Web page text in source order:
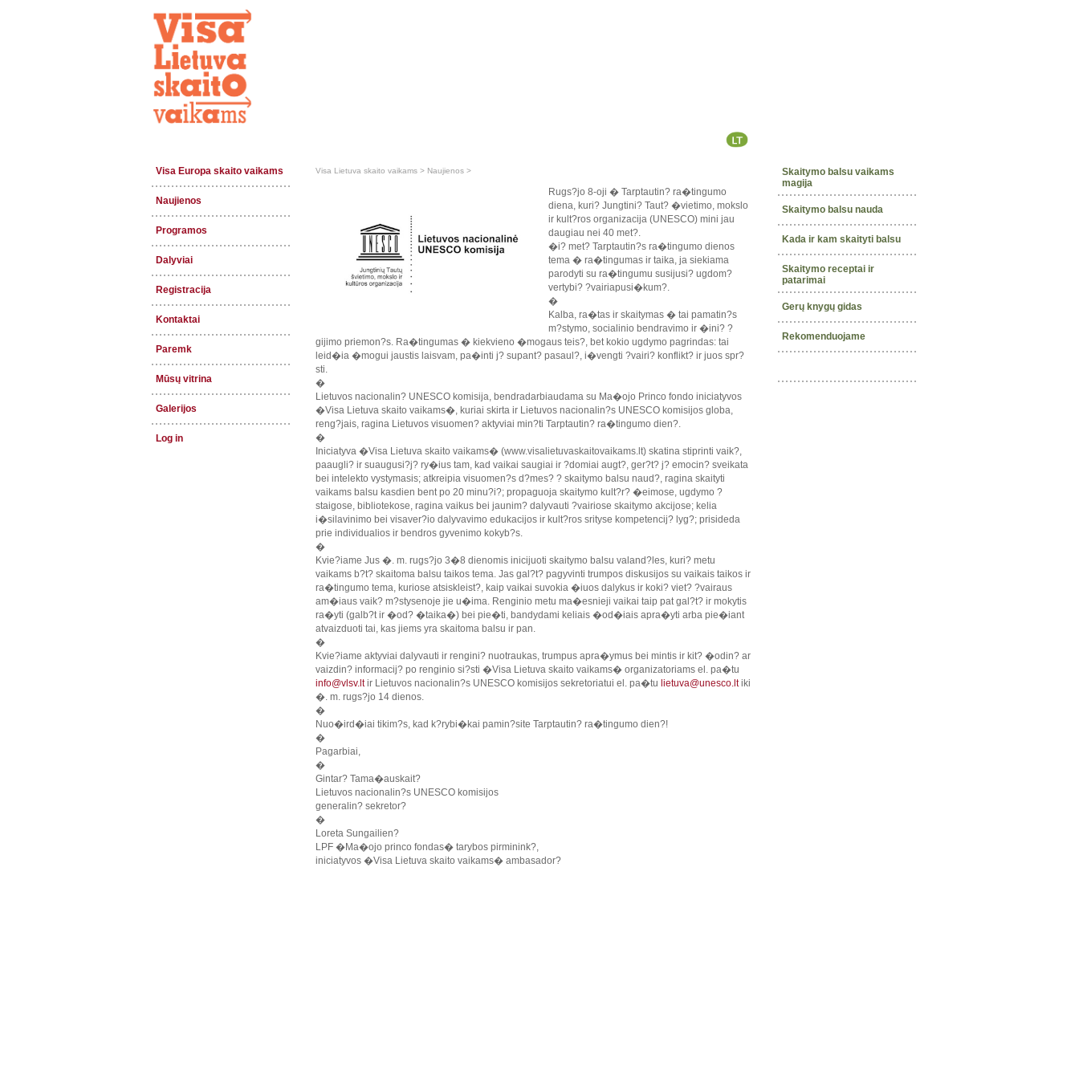
Visa Europa skaito vaikams
Naujienos
Programos
Dalyviai
Registracija
Kontaktai
Paremk
Mūsų vitrina
Galerijos
Log in
Visa Lietuva skaito vaikams > Naujienos >
Rugs?jo 8-oji � Tarptautin? ra�tingumo
diena, kuri? Jungtini? Taut? �vietimo, mokslo
ir kult?ros organizacija (UNESCO) mini jau
daugiau nei 40 met?.
�i? met? Tarptautin?s ra�tingumo dienos
tema � ra�tingumas ir taika, ja siekiama
parodyti su ra�tingumu susijusi? ugdom?
vertybi? ?vairiapusi�kum?.
�
Kalba, ra�tas ir skaitymas � tai pamatin?s
m?stymo, socialinio bendravimo ir �ini? ?
gijimo priemon?s. Ra�tingumas � kiekvieno �mogaus teis?, bet kokio ugdymo pagrindas: tai
leid�ia �mogui jaustis laisvam, pa�inti j? supant? pasaul?, i�vengti ?vairi? konflikt? ir juos spr?
sti.
�
Lietuvos nacionalin? UNESCO komisija, bendradarbiaudama su Ma�ojo Princo fondo iniciatyvos
�Visa Lietuva skaito vaikams�, kuriai skirta ir Lietuvos nacionalin?s UNESCO komisijos globa,
reng?jais, ragina Lietuvos visuomen? aktyviai min?ti Tarptautin? ra�tingumo dien?.
�
Iniciatyva �Visa Lietuva skaito vaikams� (www.visalietuvaskaitovaikams.lt) skatina stiprinti vaik?,
paaugli? ir suaugusi?j? ry�ius tam, kad vaikai saugiai ir ?domiai augt?, ger?t? j? emocin? sveikata
bei intelekto vystymasis; atkreipia visuomen?s d?mes? ? skaitymo balsu naud?, ragina skaityti
vaikams balsu kasdien bent po 20 minu?i?; propaguoja skaitymo kult?r? �eimose, ugdymo ?
staigose, bibliotekose, ragina vaikus bei jaunim? dalyvauti ?vairiose skaitymo akcijose; kelia
i�silavinimo bei visaver?io dalyvavimo edukacijos ir kult?ros srityse kompetencij? lyg?; prisideda
prie individualios ir bendros gyvenimo kokyb?s.
�
Kvie?iame Jus �. m. rugs?jo 3�8 dienomis inicijuoti skaitymo balsu valand?les, kuri? metu
vaikams b?t? skaitoma balsu taikos tema. Jas gal?t? pagyvinti trumpos diskusijos su vaikais taikos ir
ra�tingumo tema, kuriose atsiskleist?, kaip vaikai suvokia �iuos dalykus ir koki? viet? ?vairaus
am�iaus vaik? m?stysenoje jie u�ima. Renginio metu ma�esnieji vaikai taip pat gal?t? ir mokytis
ra�yti (galb?t ir �od? �taika�) bei pie�ti, bandydami keliais �od�iais apra�yti arba pie�iant
atvaizduoti tai, kas jiems yra skaitoma balsu ir pan.
�
Kvie?iame aktyviai dalyvauti ir rengini? nuotraukas, trumpus apra�ymus bei mintis ir kit? �odin? ar
vaizdin? informacij? po renginio si?sti �Visa Lietuva skaito vaikams� organizatoriams el. pa�tu
info@vlsv.ltir Lietuvos nacionalin?s UNESCO komisijos sekretoriatui el. pa�tu lietuva@unesco.ltiki
�. m. rugs?jo 14 dienos.
�
Nuo�ird�iai tikim?s, kad k?rybi�kai pamin?site Tarptautin? ra�tingumo dien?!
�
Pagarbiai,
�
Gintar? Tama�auskait?
Lietuvos nacionalin?s UNESCO komisijos
generalin? sekretor?
�
Loreta Sungailien?
LPF �Ma�ojo princo fondas� tarybos pirminink?,
iniciatyvos �Visa Lietuva skaito vaikams� ambasador?
Skaitymo balsu vaikams
magija
Skaitymo balsu nauda
Kada ir kam skaityti balsu
Skaitymo receptai ir
patarimai
Gerų knygų gidas
Rekomenduojame